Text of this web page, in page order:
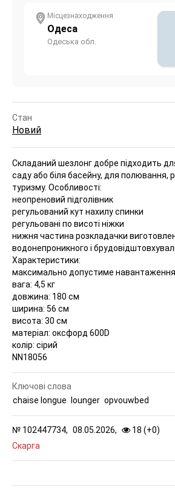
Місцезнаходження
Одеса
Одеська обл.
Стан
Новий
Складаний шезлонг добре підходить
саду або біля басейну, для полювання,
туризму. Особливості:
неопреновий підголівник
регульований кут нахилу спинки
регульовані по висоті ніжки
нижня частина розкладачки
водонепроникного і
Характеристики:
максимально допустиме
вага: 4,5 кг
довжина: 180 см
ширина: 56 см
висота: 30 см
матеріал: оксфорд 600D
колір: сірий
NN18056
№ 102447734, 08.05.2026, 18 (+0)
Скарга
Ключові слова
chaise longue
lounger opvouwbed